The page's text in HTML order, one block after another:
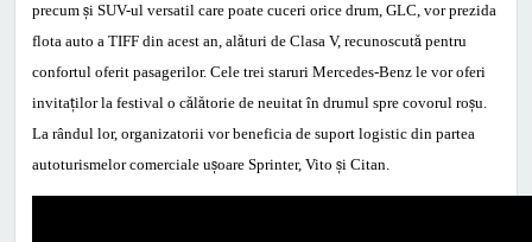
precum și SUV-ul versatil care poate cuceri orice drum, GLC, vor prezida
flota auto a TIFF din acest an, alături de Clasa V, recunoscutăpentru
confortul oferit pasagerilor. Cele trei staruri Mercedes-Benz le vor oferi
invitaților la festival o călătorie de neuitat în drumul spre covorul roșu.
La rândul lor, organizatorii vor beneficia de suport logistic din partea
autoturismelor comerciale ușoare Sprinter, Vito și Citan.